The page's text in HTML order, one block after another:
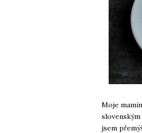
Moje
jsem